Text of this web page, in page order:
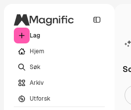
Lag
Hjem
Søk
Arkiv
Utforsk